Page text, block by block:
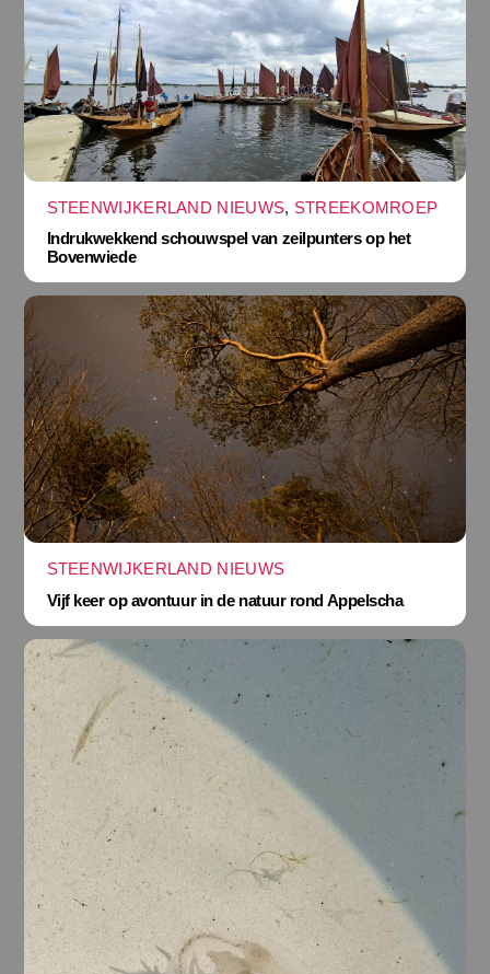
STEENWIJKERLAND NIEUWS, STREEKOMROEP
Indrukwekkend schouwspel van zeilpunters op het
Bovenwiede
STEENWIJKERLAND NIEUWS
Vijf keer op avontuur in de natuur rond Appelscha